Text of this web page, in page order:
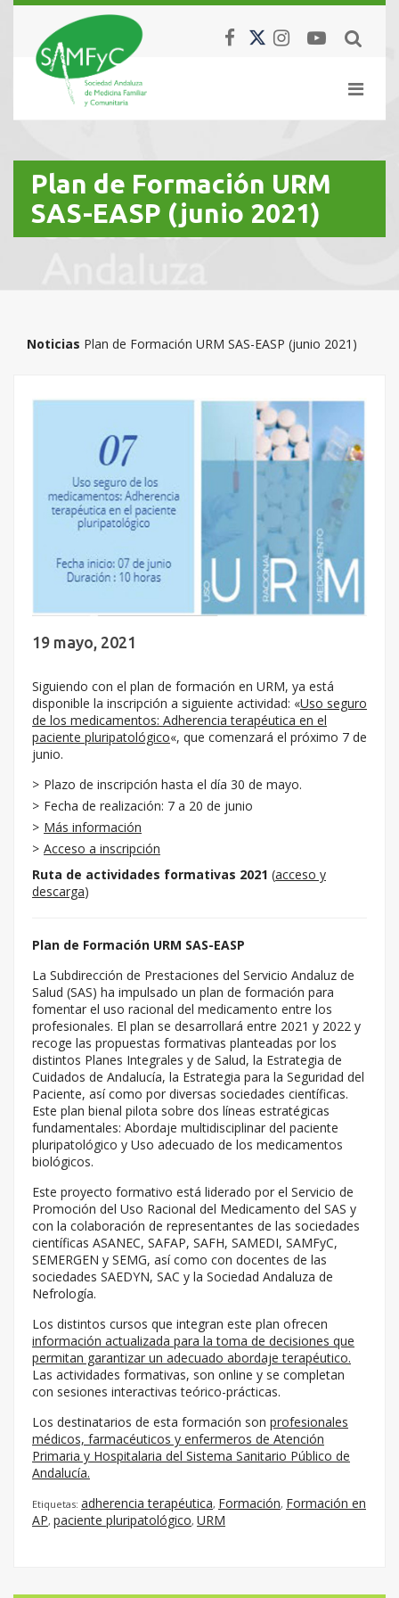
Plan de Formación URM
SAS-EASP (junio 2021)
Noticias Plan de Formación URM SAS-EASP (junio 2021)
19 mayo, 2021
Siguiendo con el plan de formación en URM, ya está
disponible la inscripción a siguiente actividad: «Uso seguro
de los medicamentos: Adherencia terapéutica en el
paciente pluripatológico«, que comenzará el próximo 7 de
junio.
Plazo de inscripción hasta el día 30 de mayo.
Fecha de realización: 7 a 20 de junio
Más información
Acceso a inscripción
Ruta de actividades formativas 2021 (acceso y
descarga)
Plan de Formación URM SAS-EASP
La Subdirección de Prestaciones del Servicio Andaluz de
Salud (SAS) ha impulsado un plan de formación para
fomentar el uso racional del medicamento entre los
profesionales. El plan se desarrollará entre 2021 y 2022 y
recoge las propuestas formativas planteadas por los
distintos Planes Integrales y de Salud, la Estrategia de
Cuidados de Andalucía, la Estrategia para la Seguridad del
Paciente, así como por diversas sociedades científicas.
Este plan bienal pilota sobre dos líneas estratégicas
fundamentales: Abordaje multidisciplinar del paciente
pluripatológico y Uso adecuado de los medicamentos
biológicos.
Este proyecto formativo está liderado por el Servicio de
Promoción del Uso Racional del Medicamento del SAS y
con la colaboración de representantes de las sociedades
científicas ASANEC, SAFAP, SAFH, SAMEDI, SAMFyC,
SEMERGEN y SEMG, así como con docentes de las
sociedades SAEDYN, SAC y la Sociedad Andaluza de
Nefrología.
Los distintos cursos que integran este plan ofrecen
información actualizada para la toma de decisiones que
permitan garantizar un adecuado abordaje terapéutico.
Las actividades formativas, son online y se completan
con sesiones interactivas teórico-prácticas.
Los destinatarios de esta formación son profesionales
médicos, farmacéuticos y enfermeros de Atención
Primaria y Hospitalaria del Sistema Sanitario Público de
Andalucía.
Etiquetas: adherencia terapéutica, Formación, Formación en
AP, paciente pluripatológico, URM